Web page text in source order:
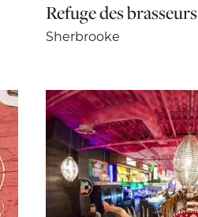
Refuge des brasseurs
Sherbrooke